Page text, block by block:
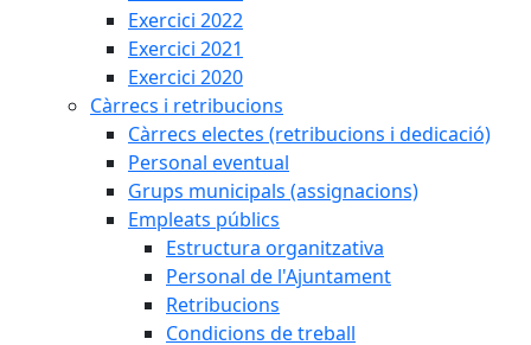
Exercici 2022
Exercici 2021
Exercici 2020
Càrrecs i retribucions
Càrrecs electes (retribucions i dedicació)
Personal eventual
Grups municipals (assignacions)
Empleats públics
Estructura organitzativa
Personal de l'Ajuntament
Retribucions
Condicions de treball